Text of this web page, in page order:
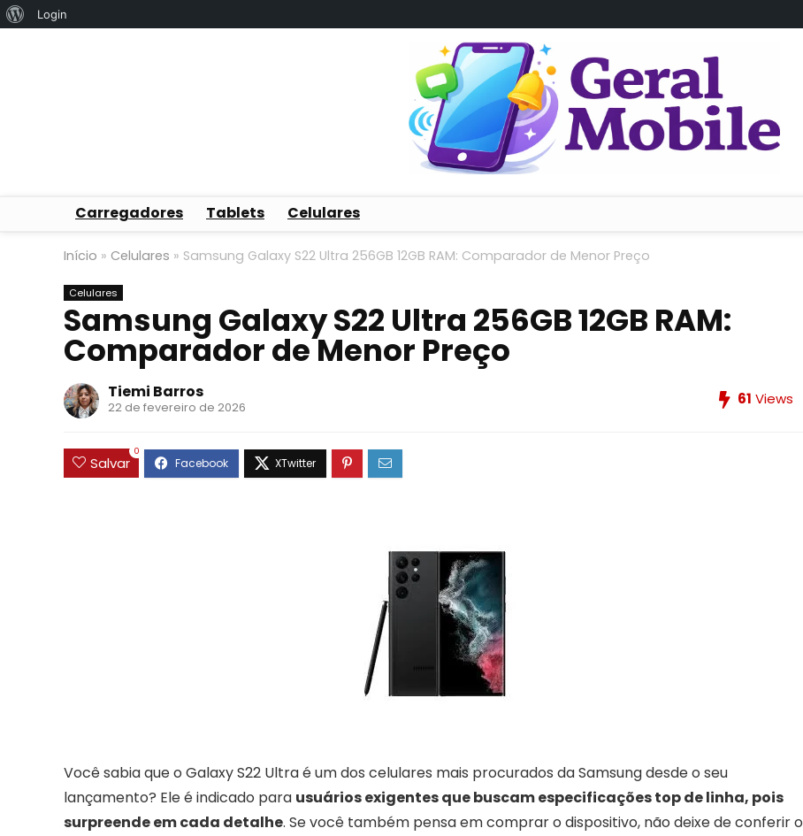
Sobre
Login
Carregadores Tablets Celulares
Início » Celulares » Samsung Galaxy S22 Ultra 256GB 12GB RAM: Comparador de Menor Preço
Celulares
Samsung Galaxy S22 Ultra 256GB 12GB RAM:
Comparador de Menor Preço
Tiemi Barros
22 de fevereiro de 2026 61 Views
Salvar
0
Você sabia que o Galaxy S22 Ultra é um dos celulares mais procurados da Samsung desde o seu
lançamento? Ele é indicado para usuários exigentes que buscam especificações top de linha, pois
surpreende em cada detalhe. Se você também pensa em comprar o dispositivo, não deixe de conferir o